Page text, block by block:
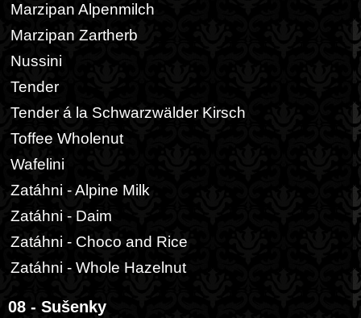
Marzipan Alpenmilch
Marzipan Zartherb
Nussini
Tender
Tender á la Schwarzwälder Kirsch
Toffee Wholenut
Wafelini
Zatáhni - Alpine Milk
Zatáhni - Daim
Zatáhni - Choco and Rice
Zatáhni - Whole Hazelnut
08 - Sušenky